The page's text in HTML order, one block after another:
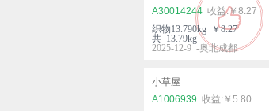
A30014244
￥8.27
织物13.790kg ￥8.27
共 13.79kg
2025-12-9 -奥北成都
小草屋
A1006939
￥5.80